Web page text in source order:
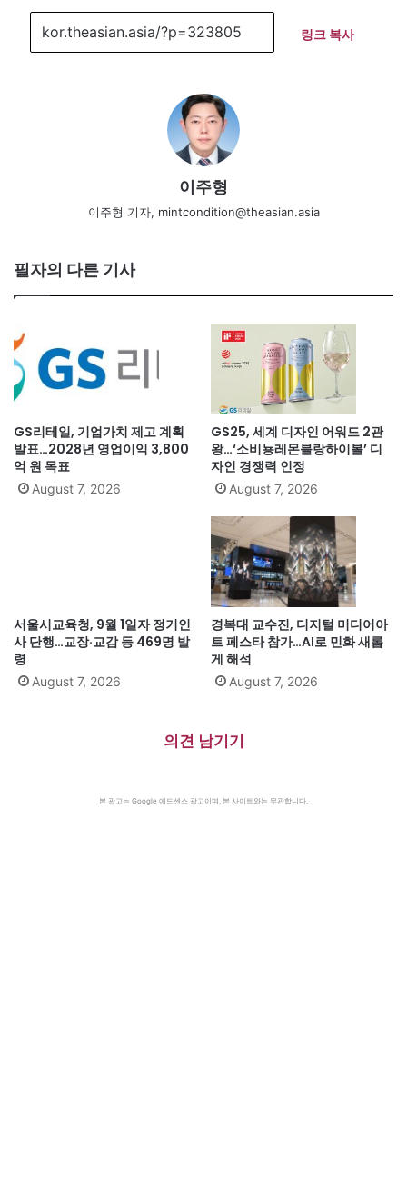
링크 복사
이주형
이주형 기자, mintcondition@theasian.asia
필자의 다른 기사
GS리테일, 기업가치 제고 계획
발표…2028년 영업이익 3,800
억 원 목표
August 7, 2026
GS25, 세계 디자인 어워드 2관
왕…‘소비뇽레몬블랑하이볼’ 디
자인 경쟁력 인정
August 7, 2026
서울시교육청, 9월 1일자 정기인
사 단행…교장·교감 등 469명 발
령
August 7, 2026
경복대 교수진, 디지털 미디어아
트 페스타 참가…AI로 민화 새롭
게 해석
August 7, 2026
의견 남기기
본 광고는 Google 애드센스 광고이며, 본 사이트와는 무관합니다.